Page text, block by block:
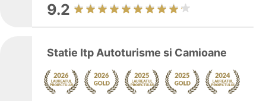
9.2
Statie Itp Autoturisme si Camioane